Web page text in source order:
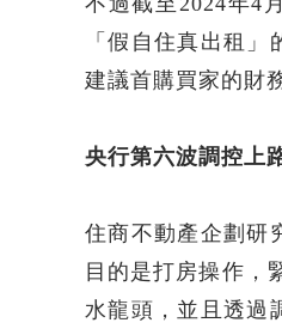
「假自住真出租
建議首購買家的財
央行第六波調控上
住商不動產企劃研
目的是打房操作，
水龍頭，並且透過